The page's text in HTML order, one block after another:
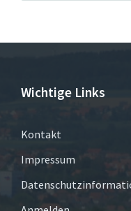
Wichtige Links
Kontakt
Impressum